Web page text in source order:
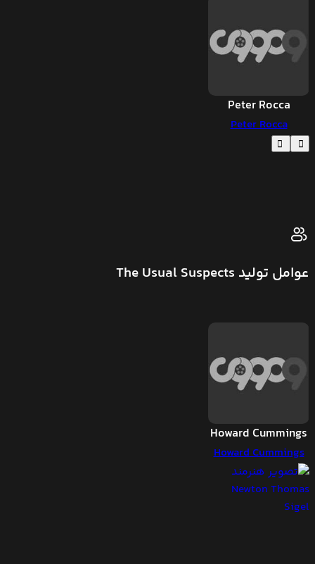
Peter Rocca
Peter Rocca
عوامل تولید The Usual Suspects
Howard Cummings
Howard Cummings